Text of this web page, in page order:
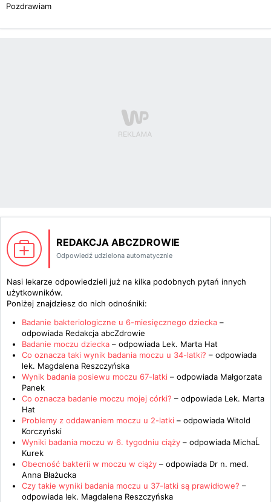
Pozdrawiam
REDAKCJA ABCZDROWIE
Odpowiedź udzielona automatycznie
Nasi lekarze odpowiedzieli już na kilka podobnych pytań innych
użytkowników.
Poniżej znajdziesz do nich odnośniki:
Badanie bakteriologiczne u 6-miesięcznego dziecka –
odpowiada Redakcja abcZdrowie
Badanie moczu dziecka – odpowiada Lek. Marta Hat
Co oznacza taki wynik badania moczu u 34-latki? – odpowiada
lek. Magdalena Reszczyńska
Wynik badania posiewu moczu 67-latki – odpowiada Małgorzata
Panek
Co oznacza badanie moczu mojej córki? – odpowiada Lek. Marta
Hat
Problemy z oddawaniem moczu u 2-latki – odpowiada Witold
Korczyński
Wyniki badania moczu w 6. tygodniu ciąży – odpowiada MichaĹ
Kurek
Obecność bakterii w moczu w ciąży – odpowiada Dr n. med.
Anna Błażucka
Czy takie wyniki badania moczu u 37-latki są prawidłowe? –
odpowiada lek. Magdalena Reszczyńska